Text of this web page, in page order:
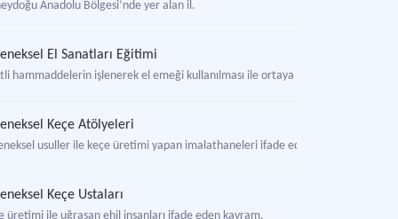
Anadolu Bölgesi’nde yer alan il.
El Sanatları Eğitimi
hammaddelerin işlenerek el emeği kullanılması ile ortaya çıkarılan ürünlere
Keçe Atölyeleri
usuller ile keçe üretimi yapan imalathaneleri ifade eden kavram.
Keçe Ustaları
üretimi ile uğraşan ehil insanları ifade eden kavram.